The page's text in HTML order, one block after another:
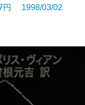
円 1998/03/02